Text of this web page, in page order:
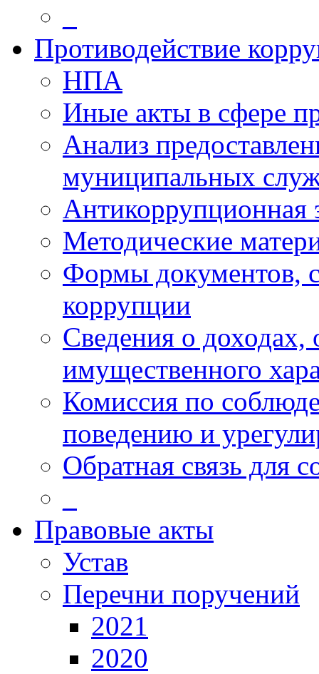
Противодействие
НПА
Иные акты в сфере
Анализ
муниципальных
Антикоррупционная
Методические
Формы документов,
коррупции
Сведения о доходах,
имущественного
Комиссия по
поведению и
Обратная связь для
Правовые акты
Устав
Перечни поручений
2021
2020